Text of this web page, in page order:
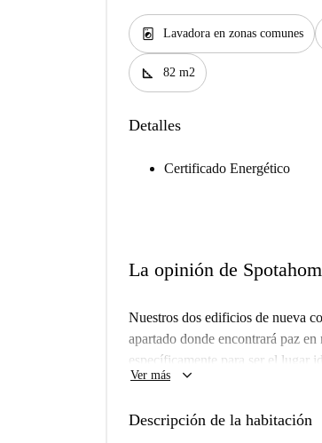
local_laundry_service Lavadora en zonas comunes
square_foot 82 m2
Detalles
Certificado Energético
La opinión de
Nuestros dos edificios de nueva
apartado donde encontrará paz
específicamente para ser el lugar
comunidad Habyt. Hay dos
televisor. Aquí podrá disfrutar
Ver más keyboard_arrow_down
Descripción de la habitación